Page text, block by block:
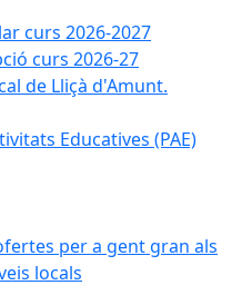
curs 2026-2027
curs 2026-27
de Lliçà d'Amunt.
Educatives (PAE)
per a gent gran als
locals